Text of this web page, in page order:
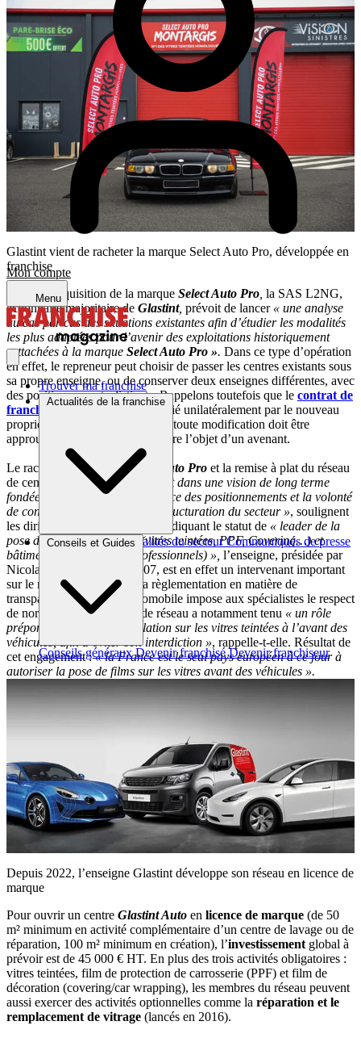
Mon compte
Menu
Trouver ma franchise
Actualités de la franchise
Brèves et actus Actualités du secteur Communiqués de presse
Conseils et Guides
Conseils généraux Devenir franchisé Devenir franchiseur
Glastint vient de racheter la marque Select Auto Pro, développée en
franchise
Suite à l’acquisition de la marque Select Auto Pro la SAS L2NG,
actionnaire majoritaire de Glastint, prévoit de lancer « une analyse
au cas par cas des situations existantes afin d’étudier les modalités
les plus adaptées pour l’avenir des exploitations historiquement
rattachées à la marque Select Auto Pro ». Dans ce type d’opération
en effet, le repreneur peut choisir de passer les centres existants sous
sa propre enseigne, ou de conserver deux enseignes différentes, avec
des positionnements distincts. Rappelons toutefois que le contrat de
franchise ne peut pas être modifié unilatéralement par le nouveau
propriétaire de la marque, et que toute modification doit être
approuvée par le
et faire l’objet d’un avenant.
Le rachat de la marque Select Auto Pro et la remise à plat du réseau
de centres à l’enseigne« s’inscrit dans une vision de long terme
fondée sur la qualité, la cohérence des positionnements et la volonté
de contribuer à une meilleure structuration du secteur », soulignent
les dirigeants de
. Revendiquant le statut de « leader de la
pose de films automobiles (vitres teintées, PPF, Covering…) et
bâtiment (particuliers et professionnels) », l’enseigne, présidée par
Nicolas Guiselin depuis 2007, est en effet un intervenant important
sur le marché français, où la règlementation en matière de
transparence de vitrage automobile impose aux spécialistes le respect
de normes strictes. La tête de réseau a notamment tenu « un rôle
prépondérant dans la législation sur les vitres teintées à l’avant des
véhicules, afin d’éviter son interdiction », rappelle-t-elle. Résultat de
cet engagement :« la France est le seul pays européen à ce jour à
autoriser la pose de films sur les vitres avant des véhicules ».
Depuis 2022, l’enseigne Glastint développe son réseau en licence de
marque
Pour ouvrir un centre Glastint Auto en licence de marque (de 50
m² minimum en activité complémentaire d’un centre de lavage ou de
réparation, 100 m² minimum en création), l’investissement global à
prévoir est de 45 000 € HT. En plus des trois activités obligatoires :
vitres teintées, film de protection de carrosserie (PPF) et film de
décoration (covering/car wrapping), les membres du réseau peuvent
aussi exercer des activités optionnelles comme la réparation et le
remplacement de vitrage (lancés en 2016).